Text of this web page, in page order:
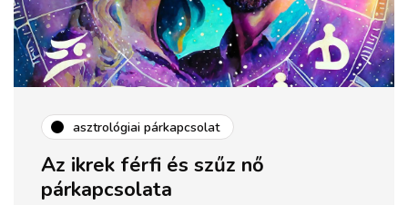
asztrológiai párkapcsolat
Az ikrek férfi és szűz nő
párkapcsolata